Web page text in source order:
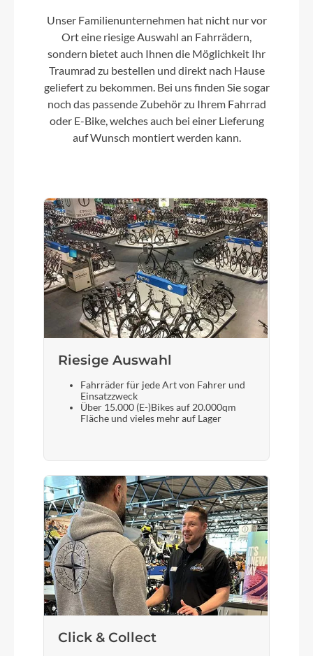
Vorderrad Nabe
Shutter Precision PL-7
Scheinwerfer
Umwerfer
Shimano Deore XT T8000 10-speed
Laufradgröße
28 Zoll
Koga F3 MIK
Schalthebel
Shimano Deore XT T8000
Bremshebel
Shimano
Sattel
Selle Royal
Gabel
Full carbon
Unser Familienunternehmen hat nicht nur vor
Ort eine riesige Auswahl an Fahrrädern,
sondern bietet auch Ihnen die Möglichkeit Ihr
Traumrad zu bestellen und direkt nach Hause
geliefert zu bekommen. Bei uns finden Sie sogar
noch das passende Zubehör zu Ihrem Fahrrad
oder E-Bike, welches auch bei einer Lieferung
auf Wunsch montiert werden kann.
Riesige Auswahl
Fahrräder für jede Art von Fahrer und
Einsatzzweck
Über 15.000 (E-)Bikes auf 20.000qm
Fläche und vieles mehr auf Lager
Click & Collect